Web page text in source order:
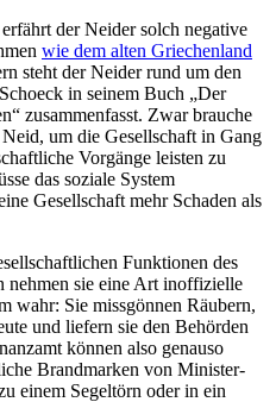
der Neider solch negative
wie dem alten Griechenland
steht der Neider rund um den
in seinem Buch „Der
zusammenfasst. Zwar brauche
um die Gesellschaft in Gang
Vorgänge leisten zu
das soziale System
Gesellschaft mehr Schaden als
Funktionen des
nehmen sie eine Art inoffizielle
wahr: Sie missgönnen Räubern,
und liefern sie den Behörden
können also genauso
Brandmarken von Minister-
einem Segeltörn oder in ein